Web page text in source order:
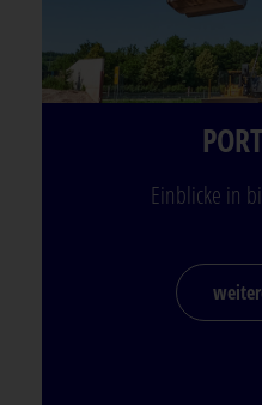
Einblicke in